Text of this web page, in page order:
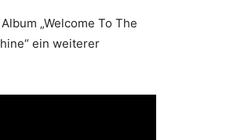
„Welcome To The
ein weiterer